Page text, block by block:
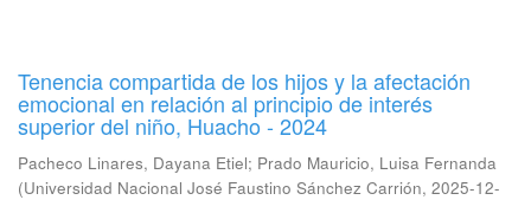
Tenencia compartida de los hijos y la afectación
emocional en relación al principio de interés
superior del niño, Huacho - 2024
Pacheco Linares, Dayana Etiel; Prado Mauricio, Luisa Fernanda
(Universidad Nacional José Faustino Sánchez Carrión, 2025-12-